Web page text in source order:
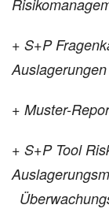
+ S+P
Auslagerungen
+ Muster-
+ S+P Tool